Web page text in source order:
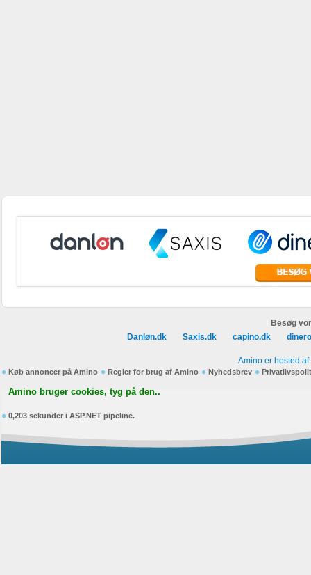
Besøg
Danløn.dk
Saxis.dk capino.dk
Amino er hosted af
Køb annoncer på Amino Regler for brug af Amino Nyhedsbrev
Amino bruger cookies, tyg på den..
0,203 sekunder i ASP.NET pipeline.